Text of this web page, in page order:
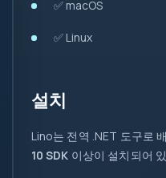
✅ macOS
✅ Linux
설치
Lino는 전역 .NET 도구로
10 SDK 이상이 설치되어